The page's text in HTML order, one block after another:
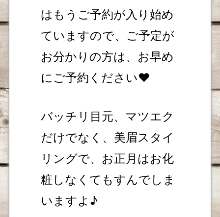
はもうご予約が入り始め
ていますので、ご予定が
お分かりの方は、お早め
にご予約ください❤️
バッチリ目元、マツエク
だけでなく、美眉スタイ
リングで、お正月はお化
粧しなくてもすんでしま
いますよ♪